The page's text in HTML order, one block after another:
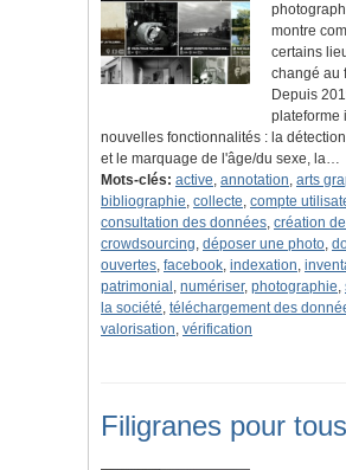
montre
certains
changé au
Depuis
plateforme
nouvelles fonctionnalités : la
et le marquage de l'âge/du sexe, la…
Mots-clés: active, annotation, arts
bibliographie, collecte, compte
consultation des données, création
crowdsourcing, déposer une photo,
ouvertes, facebook, indexation,
patrimonial , numériser, photographie,
la société, téléchargement des
valorisation, vérification
Filigranes pour tous